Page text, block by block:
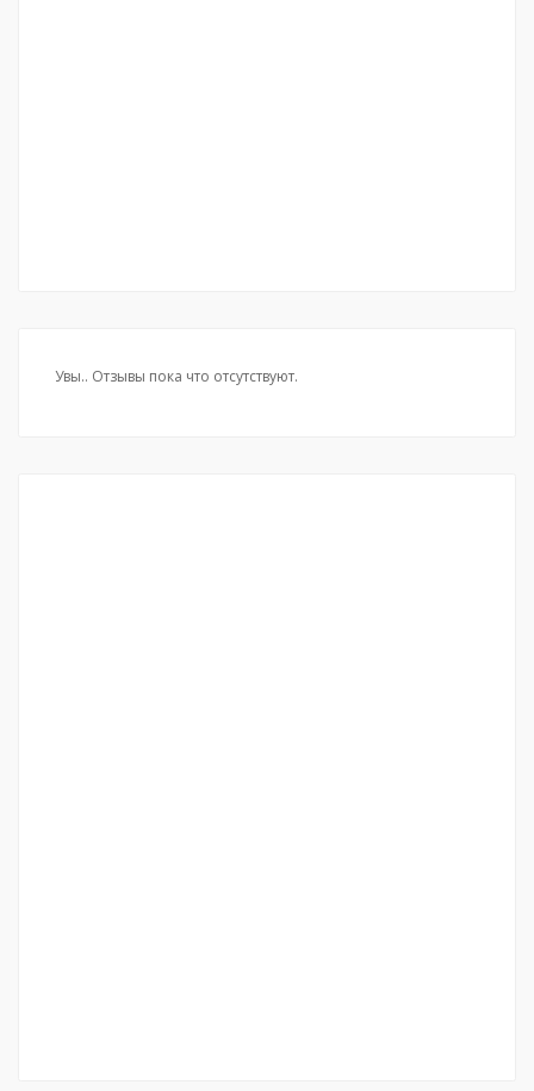
Увы.. Отзывы пока что отсутствуют.